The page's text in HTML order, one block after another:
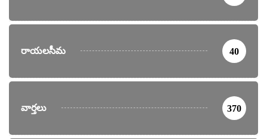
రాయలసీమ 40
వార్తలు 370